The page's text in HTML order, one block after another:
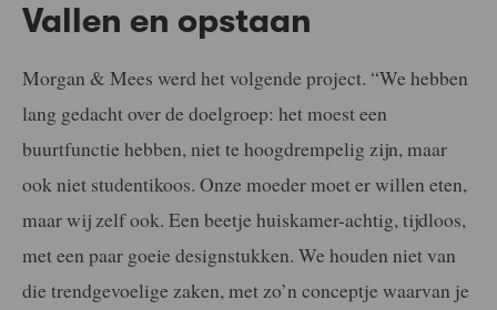
Vallen en opstaan
Morgan & Mees werd het volgende project. “We hebben
lang gedacht over de doelgroep: het moest een
buurtfunctie hebben, niet te hoogdrempelig zijn, maar
ook niet studentikoos. Onze moeder moet er willen eten,
maar wij zelf ook. Een beetje huiskamer-achtig, tijdloos,
met een paar goeie designstukken. We houden niet van
die trendgevoelige zaken, met zo’n conceptje waarvan je